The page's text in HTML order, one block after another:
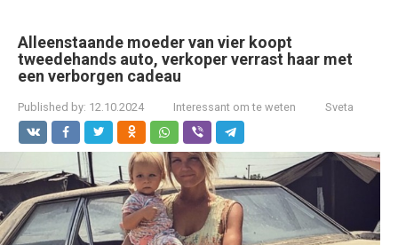
Alleenstaande moeder van vier koopt
tweedehands auto, verkoper verrast haar met
een verborgen cadeau
Published by: 12.10.2024 Interessant om te weten Sveta